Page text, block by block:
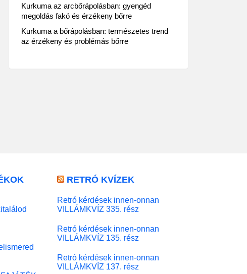
Kurkuma az arcbőrápolásban: gyengéd
megoldás fakó és érzékeny bőrre
Kurkuma a bőrápolásban: természetes trend
az érzékeny és problémás bőrre
RETRÓ KVÍZEK
Retró kérdések innen-onnan
VILLÁMKVÍZ 335. rész
Retró kérdések innen-onnan
VILLÁMKVÍZ 135. rész
Retró kérdések innen-onnan
VILLÁMKVÍZ 137. rész